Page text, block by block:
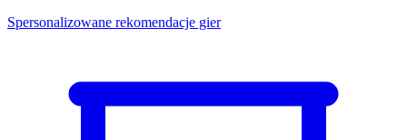
Spersonalizowane rekomendacje gier